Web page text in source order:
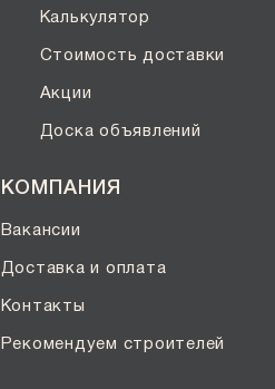
Калькулятор
Стоимость доставки
Акции
Доска объявлений
КОМПАНИЯ
Вакансии
Доставка и оплата
Контакты
Рекомендуем строителей